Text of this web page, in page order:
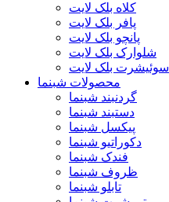
کلاه بلک لایت
پافر بلک لایت
پانچو بلک لایت
شلوارک بلک لایت
سوئیشرت بلک لایت
محصولات شبنما
گردنبند شبنما
دستبند شبنما
پیکسل شبنما
دکوراتیو شبنما
فندک شبنما
ظروف شبنما
تابلو شبنما